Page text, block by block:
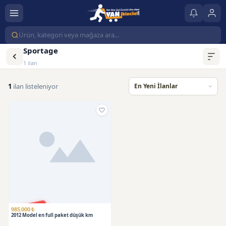
Sportage
1 ilan
1 ilan listeleniyor
SATILDI
985.000 ₺
2012 Model en full paket düşük km